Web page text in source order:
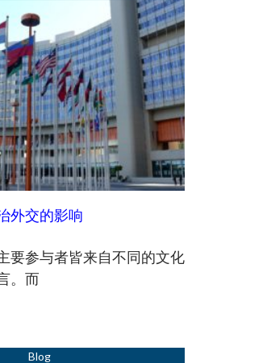
外交的影响
要参与者皆来自不同的文化
。而